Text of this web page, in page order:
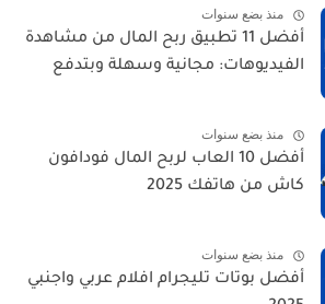
منذ بضع سنوات
أفضل 11 تطبيق ربح المال من مشاهدة
الفيديوهات: مجانية وسهلة وبتدفع
منذ بضع سنوات
أفضل 10 العاب لربح المال فودافون
كاش من هاتفك 2025
منذ بضع سنوات
أفضل بوتات تليجرام افلام عربي واجنبي